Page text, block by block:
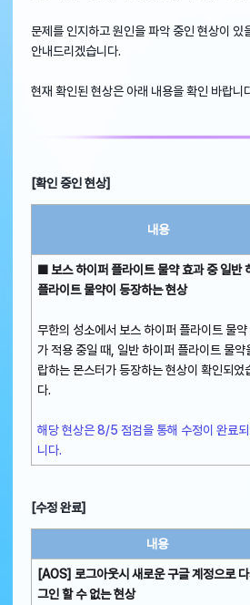
문제를 인지하고 원인을 파악 중인 현상이 있
안내드리겠습니다.
현재 확인된 현상은 아래 내용을 확인 바랍니
[확인 중인 현상]
내용
■ 보스 하이퍼 플라이트 물약 효과 중 일반
플라이트 물약이 등장하는 현상
무한의 성소에서 보스 하이퍼 플라이트 물약
가 적용 중일 때, 일반 하이퍼 플라이트 물약
랍하는 몬스터가 등장하는 현상이 확인되었
다.
해당 현상은 8/5 점검을 통해 수정이 완료
니다.
[수정 완료]
내용
[AOS] 로그아웃시 새로운 구글 계정으로
그인 할 수 없는 현상